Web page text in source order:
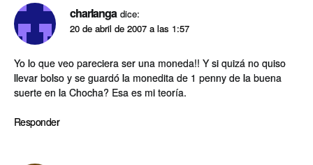
charlanga dice:
20 de abril de 2007 a las 1:57
Yo lo que veo pareciera ser una moneda!! Y si quizá no quiso
llevar bolso y se guardó la monedita de 1 penny de la buena
suerte en la Chocha? Esa es mi teorí­a.
Responder